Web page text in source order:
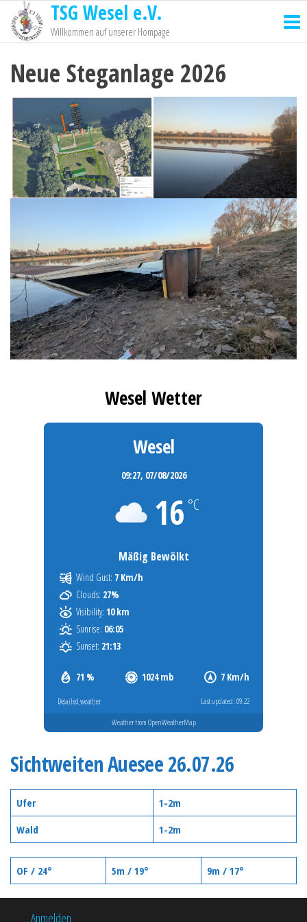
TSG Wesel e.V.
Willkommen auf unserer Hompage
Neue Steganlage 2026
Wesel Wetter
Wesel
09:27, 07/08/2026
16 °C
Mäßig Bewölkt
71 % 1024 mb 7 Km/h
Wind Gust: 7 Km/h
Clouds: 27%
Visibility: 10 km
Sunrise: 06:05
Sunset: 21:13
Detailed weather Last updated: 09:22
Weather from OpenWeatherMap
Sichtweiten Auesee 26.07.26
Ufer
1-2m
Wald
1-2m
OF / 24° 5m / 19° 9m / 17°
Anmelden